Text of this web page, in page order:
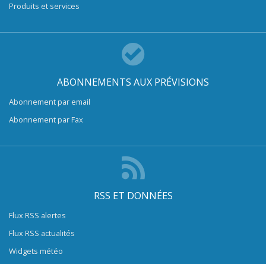
Produits et services
ABONNEMENTS AUX PRÉVISIONS
Abonnement par email
Abonnement par Fax
RSS ET DONNÉES
Flux RSS alertes
Flux RSS actualités
Widgets météo